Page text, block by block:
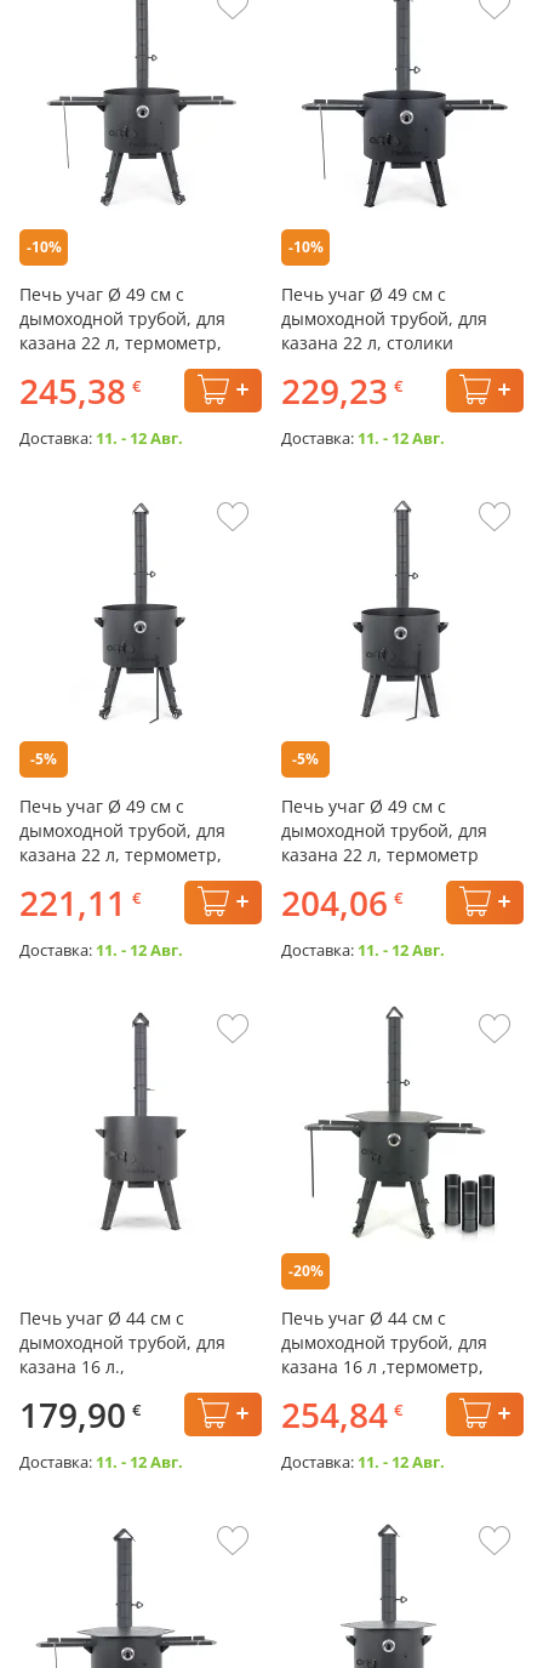
-10%
Печь учаг Ø 49 см с
дымоходной трубой, для
казана 22 л, термометр,
245,38 €
Доставка: 11. - 12 Авг.
-10%
Печь учаг Ø 49 см с
дымоходной трубой, для
казана 22 л, столики
229,23 €
Доставка: 11. - 12 Авг.
-5%
Печь учаг Ø 49 см с
дымоходной трубой, для
казана 22 л, термометр,
221,11 €
Доставка: 11. - 12 Авг.
-5%
Печь учаг Ø 49 см с
дымоходной трубой, для
казана 22 л, термометр
204,06 €
Доставка: 11. - 12 Авг.
Печь учаг Ø 44 см с
дымоходной трубой, для
казана 16 л.,
179,90 €
Доставка: 11. - 12 Авг.
-20%
Печь учаг Ø 44 см с
дымоходной трубой, для
казана 16 л ,термометр,
колёса, столики, плита
254,84 €
Доставка: 11. - 12 Авг.